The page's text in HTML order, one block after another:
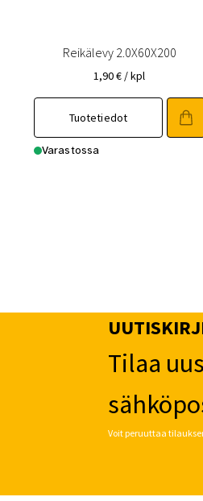
Reikälevy 2.0X60X200
1,90€ / kpl
Tuotetiedot
Varastossa
Tilaa
Voit peruuttaa